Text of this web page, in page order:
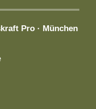
Pro · München